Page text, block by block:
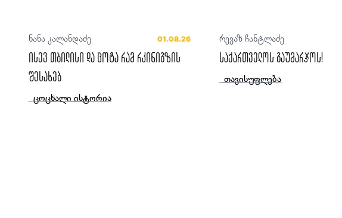
ნანა კალანდაძე 01.08.26
ისევ თბილისი და ცოტა რამ რკინიგზის
შესახებ
ცოცხალი ისტორია
რევაზ ჩანტლაძე
საქართველოს გაუმარჯოს!
თავისუფლება